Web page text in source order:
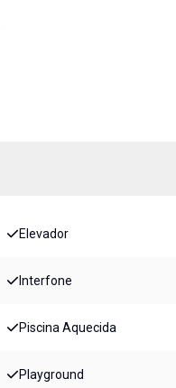
Elevador
Interfone
Piscina Aquecida
Playground